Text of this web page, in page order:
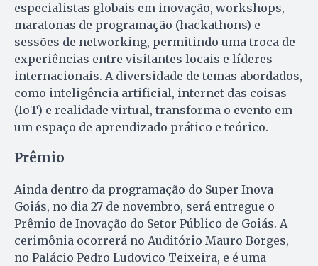
especialistas globais em inovação, workshops,
maratonas de programação (hackathons) e
sessões de networking, permitindo uma troca de
experiências entre visitantes locais e líderes
internacionais. A diversidade de temas abordados,
como inteligência artificial, internet das coisas
(IoT) e realidade virtual, transforma o evento em
um espaço de aprendizado prático e teórico.
Prêmio
Ainda dentro da programação do Super Inova
Goiás, no dia 27 de novembro, será entregue o
Prêmio de Inovação do Setor Público de Goiás. A
cerimônia ocorrerá no Auditório Mauro Borges,
no Palácio Pedro Ludovico Teixeira, e é uma